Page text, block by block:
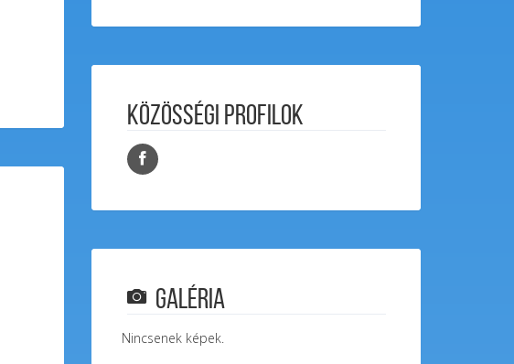
Közösségi profilok
Galéria
Nincsenek képek.